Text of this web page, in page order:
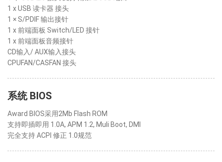
1 x USB 读卡器 接头
1 × S/PDIF 输出接针
1 x 前端面板 Switch/LED 接针
1 x 前端面板音频接针
CD输入/ AUX输入接头
CPUFAN/CASFAN 接头
系统 BIOS
Award BIOS采用2Mb Flash ROM
支持即插即用 1.0A, APM 1.2, Muli Boot, DMI
完全支持 ACPI 修正 1.0规范